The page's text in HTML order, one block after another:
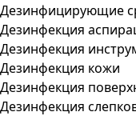
Дезинфицирующие
Дезинфекция
Дезинфекция
Дезинфекция кожи
Дезинфекция
Дезинфекция